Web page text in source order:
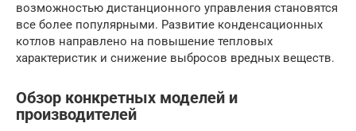
возможностью дистанционного управления становятся
все более популярными. Развитие конденсационных
котлов направлено на повышение тепловых
характеристик и снижение выбросов вредных веществ.
Обзор конкретных моделей и
производителей